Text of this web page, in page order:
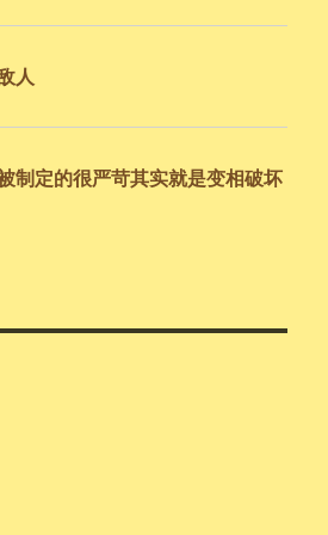
人
制定的很严苛其实就是变相破坏